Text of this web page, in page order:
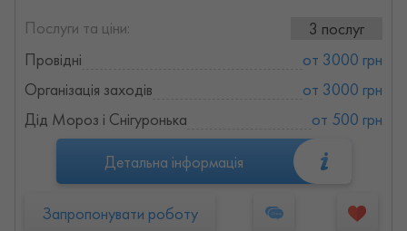
Послуги та ціни:
3 послуг
Провідні
от 3000 грн
Організація заходів
от 3000 грн
Дід Мороз і Снігуронька
от 500 грн
Детальна інформація
Запропонувати роботу